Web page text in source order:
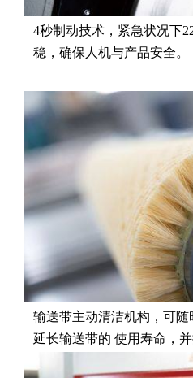
4秒制动技术，紧急状况下
稳，确保人机与产品安全。
输送带主动清洁机构，可随
延长输送带的 使用寿命，并